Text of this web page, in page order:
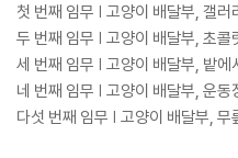
첫 번째 임무 | 고양이 배달부, 갤러
두 번째 임무 | 고양이 배달부, 초콜
세 번째 임무 | 고양이 배달부, 밭에
네 번째 임무 | 고양이 배달부, 운
다섯 번째 임무 | 고양이 배달부, 무